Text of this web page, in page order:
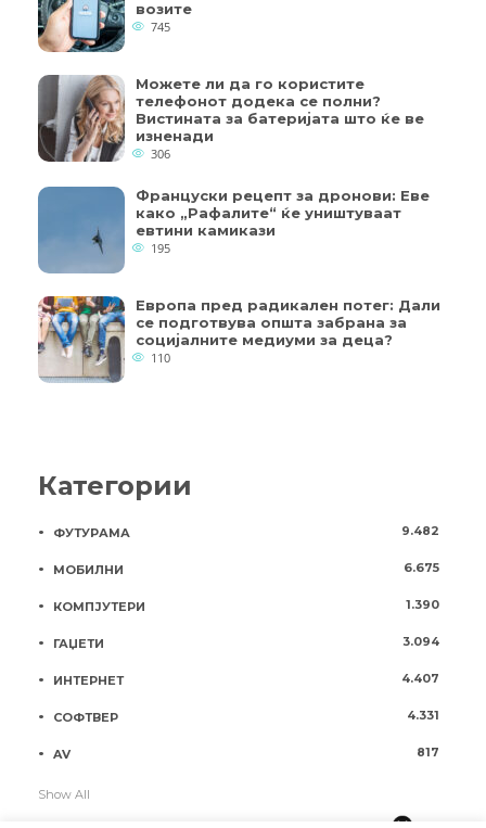
возите
745
Можете ли да го користите
телефонот додека се полни?
Вистината за батеријата што ќе ве
изненади
306
Француски рецепт за дронови: Еве
како „Рафалите“ ќе уништуваат
евтини камикази
195
Европа пред радикален потег: Дали
се подготвува општа забрана за
социјалните медиуми за деца?
110
Категории
ФУТУРАМА 9.482
МОБИЛНИ 6.675
КОМПЈУТЕРИ 1.390
ГАЏЕТИ 3.094
ИНТЕРНЕТ 4.407
СОФТВЕР 4.331
AV 817
Show All